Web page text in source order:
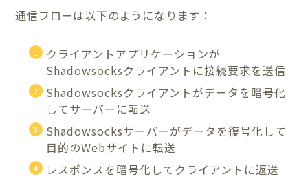
通信フローは以下のようになります：
クライアントアプリケーションが
Shadowsocksクライアントに接続要求を送信
Shadowsocksクライアントがデータを暗号化
してサーバーに転送
Shadowsocksサーバーがデータを復号化して
目的のWebサイトに転送
レスポンスを暗号化してクライアントに返送